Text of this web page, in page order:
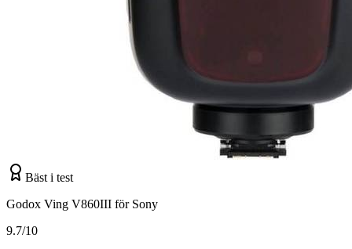
Bäst i test
Godox Ving V860III för Sony
9.7/10